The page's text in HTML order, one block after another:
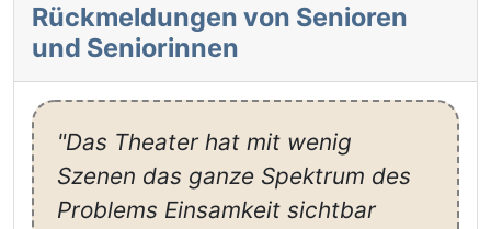
Rückmeldungen von Senioren
und Seniorinnen
"Das Theater hat mit wenig
Szenen das ganze Spektrum des
Problems Einsamkeit sichtbar